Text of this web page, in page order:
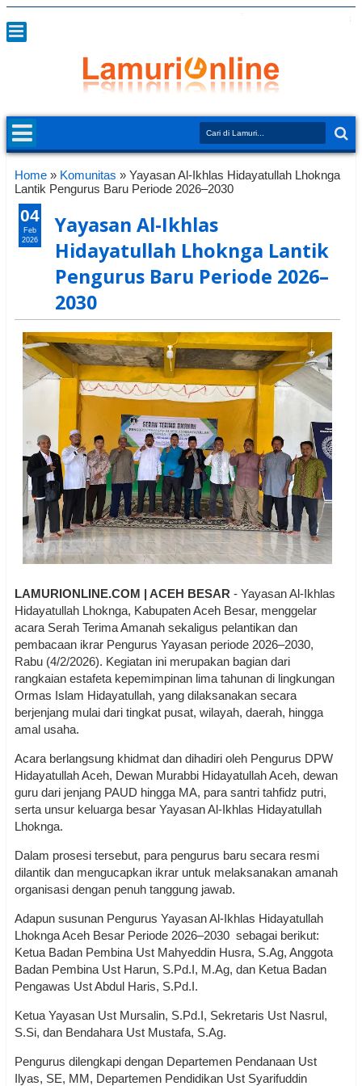
Home » Komunitas » Yayasan Al-Ikhlas Hidayatullah Lhoknga
Lantik Pengurus Baru Periode 2026–2030
Yayasan Al-Ikhlas
Hidayatullah Lhoknga Lantik
Pengurus Baru Periode 2026–
2030
LAMURIONLINE.COM | ACEH BESAR - Yayasan Al-Ikhlas
Hidayatullah Lhoknga, Kabupaten Aceh Besar, menggelar
acara Serah Terima Amanah sekaligus pelantikan dan
pembacaan ikrar Pengurus Yayasan periode 2026–2030,
Rabu (4/2/2026). Kegiatan ini merupakan bagian dari
rangkaian estafeta kepemimpinan lima tahunan di lingkungan
Ormas Islam Hidayatullah, yang dilaksanakan secara
berjenjang mulai dari tingkat pusat, wilayah, daerah, hingga
amal usaha.
Acara berlangsung khidmat dan dihadiri oleh Pengurus DPW
Hidayatullah Aceh, Dewan Murabbi Hidayatullah Aceh, dewan
guru dari jenjang PAUD hingga MA, para santri tahfidz putri,
serta unsur keluarga besar Yayasan Al-Ikhlas Hidayatullah
Lhoknga.
Dalam prosesi tersebut, para pengurus baru secara resmi
dilantik dan mengucapkan ikrar untuk melaksanakan amanah
organisasi dengan penuh tanggung jawab.
Adapun susunan Pengurus Yayasan Al-Ikhlas Hidayatullah
Lhoknga Aceh Besar Periode 2026–2030 sebagai berikut:
Ketua Badan Pembina Ust Mahyeddin Husra, S.Ag, Anggota
Badan Pembina Ust Harun, S.Pd.I, M.Ag, dan Ketua Badan
Pengawas Ust Abdul Haris, S.Pd.I.
Ketua Yayasan Ust Mursalin, S.Pd.I, Sekretaris Ust Nasrul,
S.Si, dan Bendahara Ust Mustafa, S.Ag.
Pengurus dilengkapi dengan Departemen Pendanaan Ust
Ilyas, SE, MM, Departemen Pendidikan Ust Syarifuddin
04
Feb
2026